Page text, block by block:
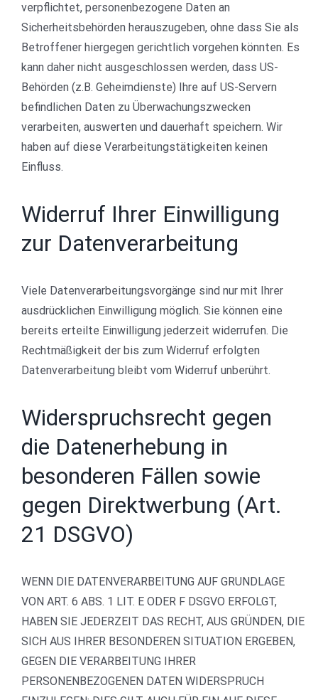
verpflichtet, personenbezogene Daten an
Sicherheitsbehörden herauszugeben, ohne dass Sie als
Betroffener hiergegen gerichtlich vorgehen könnten. Es
kann daher nicht ausgeschlossen werden, dass US-
Behörden (z.B. Geheimdienste) Ihre auf US-Servern
befindlichen Daten zu Überwachungszwecken
verarbeiten, auswerten und dauerhaft speichern. Wir
haben auf diese Verarbeitungstätigkeiten keinen
Einfluss.
Widerruf Ihrer Einwilligung
zur Datenverarbeitung
Viele Datenverarbeitungsvorgänge sind nur mit Ihrer
ausdrücklichen Einwilligung möglich. Sie können eine
bereits erteilte Einwilligung jederzeit widerrufen. Die
Rechtmäßigkeit der bis zum Widerruf erfolgten
Datenverarbeitung bleibt vom Widerruf unberührt.
Widerspruchsrecht gegen
die Datenerhebung in
besonderen Fällen sowie
gegen Direktwerbung (Art.
21 DSGVO)
WENN DIE DATENVERARBEITUNG AUF GRUNDLAGE
VON ART. 6 ABS. 1 LIT. E ODER F DSGVO ERFOLGT,
HABEN SIE JEDERZEIT DAS RECHT, AUS GRÜNDEN, DIE
SICH AUS IHRER BESONDEREN SITUATION ERGEBEN,
GEGEN DIE VERARBEITUNG IHRER
PERSONENBEZOGENEN DATEN WIDERSPRUCH